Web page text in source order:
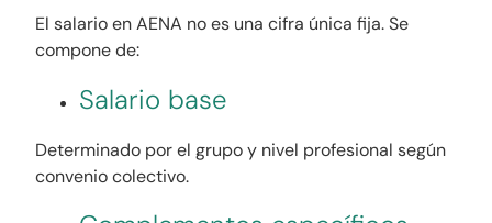
El salario en AENA no es una cifra única fija. Se
compone de:
Salario base
Determinado por el grupo y nivel profesional según
convenio colectivo.